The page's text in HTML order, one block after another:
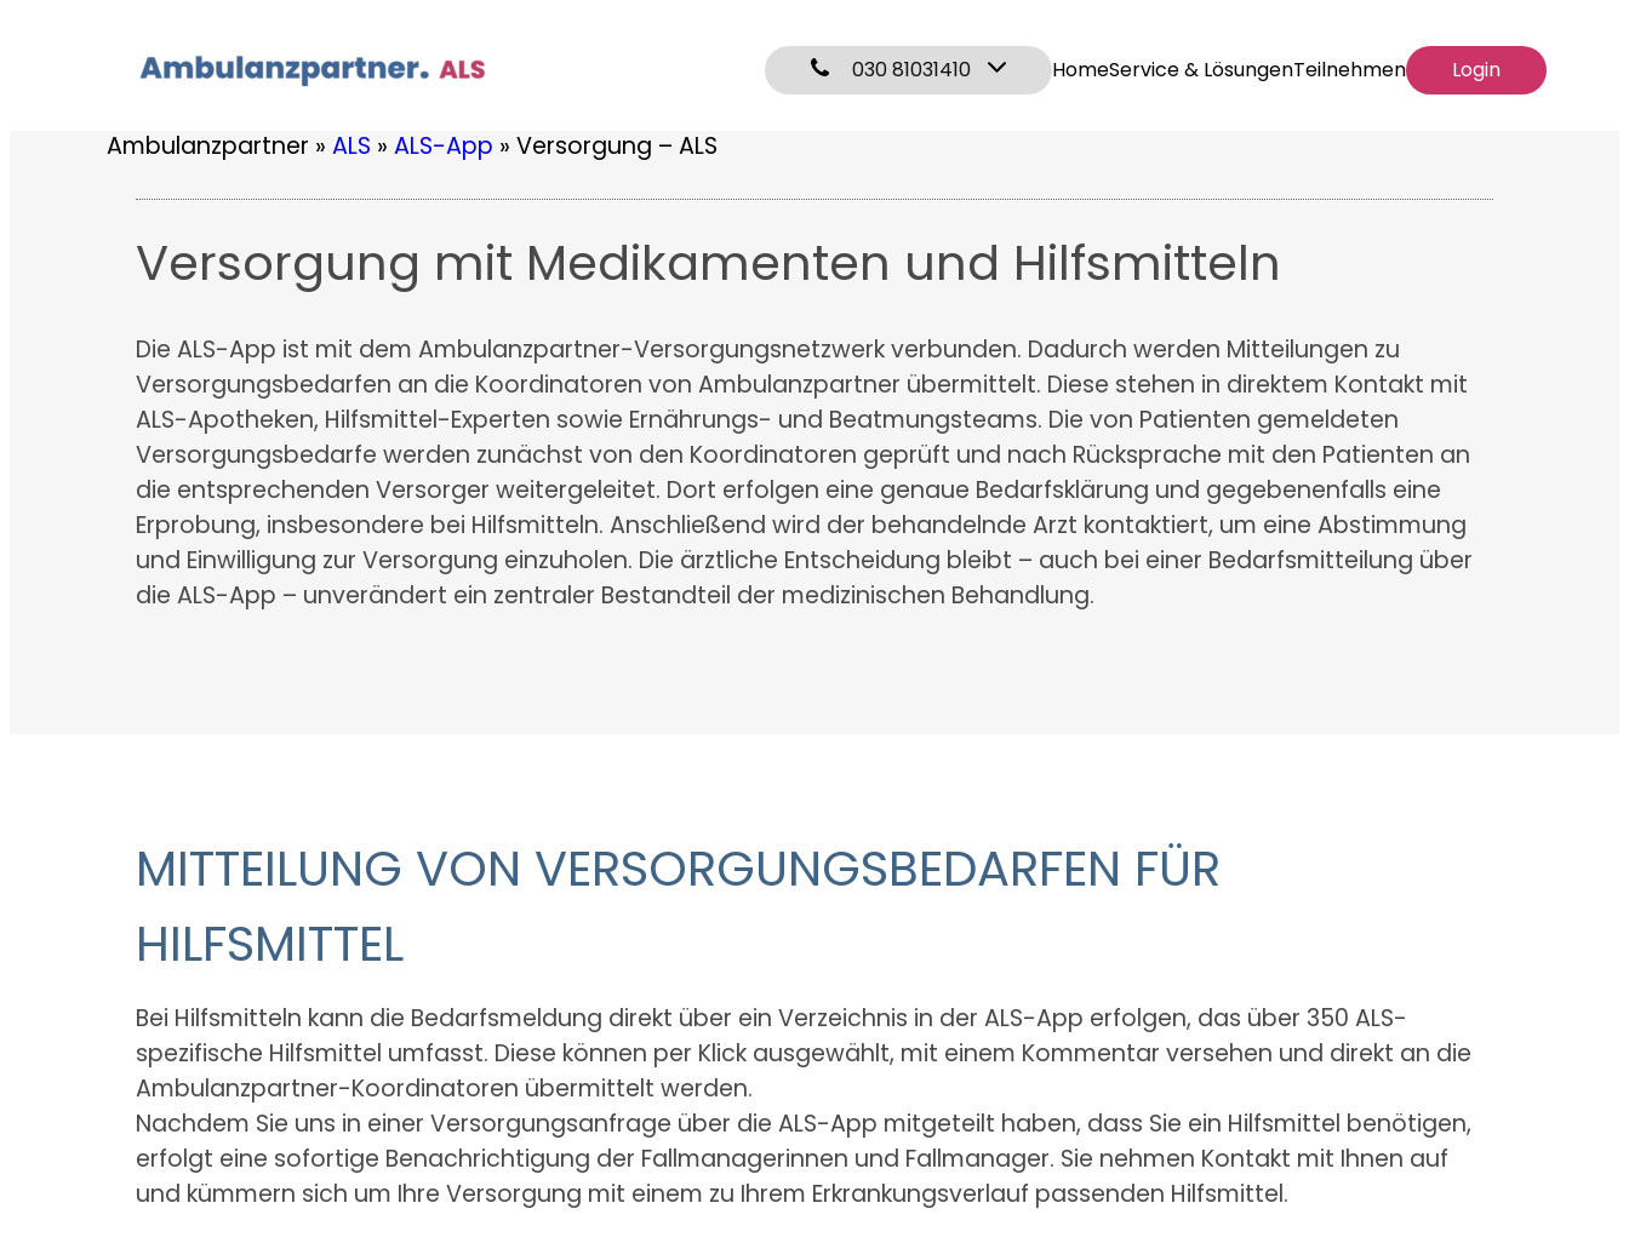
030 81031410 HomeService & LösungenTeilnehmen Login
Ambulanzpartner » ALS » ALS-App » Versorgung – ALS
Versorgung mit Medikamenten und Hilfsmitteln
Die ALS-App ist mit dem Ambulanzpartner-Versorgungsnetzwerk verbunden. Dadurch werden Mitteilungen zu
Versorgungsbedarfen an die Koordinatoren von Ambulanzpartner übermittelt. Diese stehen in direktem Kontakt mit
ALS-Apotheken, Hilfsmittel-Experten sowie Ernährungs- und Beatmungsteams. Die von Patienten gemeldeten
Versorgungsbedarfe werden zunächst von den Koordinatoren geprüft und nach Rücksprache mit den Patienten an
die entsprechenden Versorger weitergeleitet. Dort erfolgen eine genaue Bedarfsklärung und gegebenenfalls eine
Erprobung, insbesondere bei Hilfsmitteln. Anschließend wird der behandelnde Arzt kontaktiert, um eine Abstimmung
und Einwilligung zur Versorgung einzuholen. Die ärztliche Entscheidung bleibt – auch bei einer Bedarfsmitteilung über
die ALS-App – unverändert ein zentraler Bestandteil der medizinischen Behandlung.
MITTEILUNG VON VERSORGUNGSBEDARFEN FÜR
HILFSMITTEL
Bei Hilfsmitteln kann die Bedarfsmeldung direkt über ein Verzeichnis in der ALS-App erfolgen, das über 350 ALS-
spezifische Hilfsmittel umfasst. Diese können per Klick ausgewählt, mit einem Kommentar versehen und direkt an die
Ambulanzpartner-Koordinatoren übermittelt werden.
Nachdem Sie uns in einer Versorgungsanfrage über die ALS-App mitgeteilt haben, dass Sie ein Hilfsmittel benötigen,
erfolgt eine sofortige Benachrichtigung der Fallmanagerinnen und Fallmanager. Sie nehmen Kontakt mit Ihnen auf
und kümmern sich um Ihre Versorgung mit einem zu Ihrem Erkrankungsverlauf passenden Hilfsmittel.